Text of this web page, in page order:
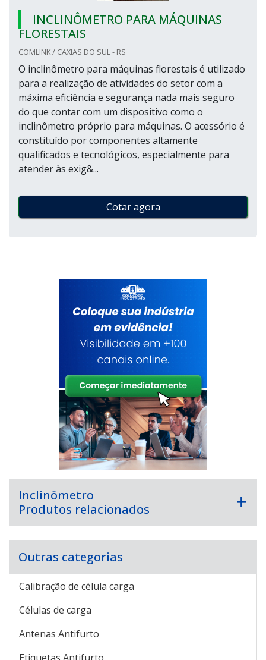
INCLINÔMETRO PARA MÁQUINAS
FLORESTAIS
COMLINK / CAXIAS DO SUL - RS
O inclinômetro para máquinas florestais é utilizado
para a realização de atividades do setor com a
máxima eficiência e segurança nada mais seguro
do que contar com um dispositivo como o
inclinômetro próprio para máquinas. O acessório é
constituído por componentes altamente
qualificados e tecnológicos, especialmente para
atender às exig&...
Cotar agora
Inclinômetro
Produtos relacionados
Outras categorias
Calibração de célula carga
Células de carga
Antenas Antifurto